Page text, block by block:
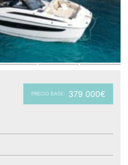
PRECIO BASE: 379 000€